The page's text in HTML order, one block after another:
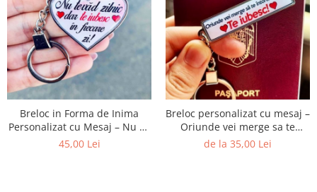
Breloc in Forma de Inima
Personalizat cu Mesaj – Nu Te
Vad Zilnic dar Te Iubesc in
45,00 Lei
Breloc personalizat cu mesaj –
Oriunde vei merge sa te
intorci la mine!
de la 35,00 Lei